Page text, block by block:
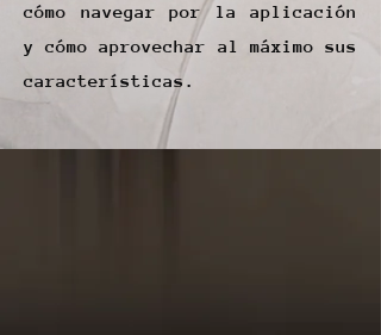
cómo navegar por la aplicación
y cómo aprovechar al máximo sus
características.